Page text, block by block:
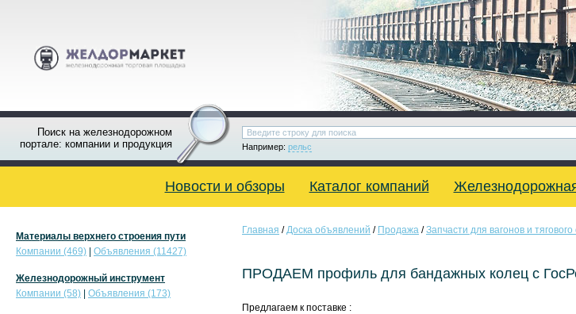
Поиск на железнодорожном
портале: компании и продукция
Например: рельс
Новости и обзоры Каталог компаний
Главная /Доска объявлений / Продажа /Запчасти для вагонов и тягового
ПРОДАЕМ профиль для бандажных колец с
Предлагаем к поставке :
Материалы верхнего строения пути
Компании (469)
Объявления (11427)
Железнодорожный инструмент
Компании (58)
Объявления (173)